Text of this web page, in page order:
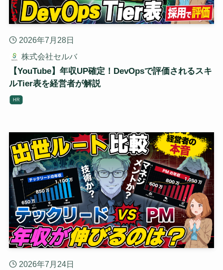
2026年7月28日
株式会社セルバ
【YouTube】年収UP確定！DevOpsで評価されるスキ
ルTier表を経営者が解説
HR
2026年7月24日